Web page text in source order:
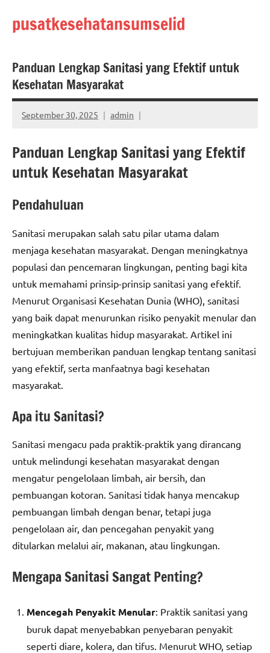
pusatkesehatansumselid
Panduan Lengkap Sanitasi yang Efektif untuk
Kesehatan Masyarakat
September 30, 2025 admin
Panduan Lengkap Sanitasi yang Efektif
untuk Kesehatan Masyarakat
Pendahuluan
Sanitasi merupakan salah satu pilar utama dalam
menjaga kesehatan masyarakat. Dengan meningkatnya
populasi dan pencemaran lingkungan, penting bagi kita
untuk memahami prinsip-prinsip sanitasi yang efektif.
Menurut Organisasi Kesehatan Dunia (WHO), sanitasi
yang baik dapat menurunkan risiko penyakit menular dan
meningkatkan kualitas hidup masyarakat. Artikel ini
bertujuan memberikan panduan lengkap tentang sanitasi
yang efektif, serta manfaatnya bagi kesehatan
masyarakat.
Apa itu Sanitasi?
Sanitasi mengacu pada praktik-praktik yang dirancang
untuk melindungi kesehatan masyarakat dengan
mengatur pengelolaan limbah, air bersih, dan
pembuangan kotoran. Sanitasi tidak hanya mencakup
pembuangan limbah dengan benar, tetapi juga
pengelolaan air, dan pencegahan penyakit yang
ditularkan melalui air, makanan, atau lingkungan.
Mengapa Sanitasi Sangat Penting?
Mencegah Penyakit Menular: Praktik sanitasi yang
buruk dapat menyebabkan penyebaran penyakit
seperti diare, kolera, dan tifus. Menurut WHO, setiap